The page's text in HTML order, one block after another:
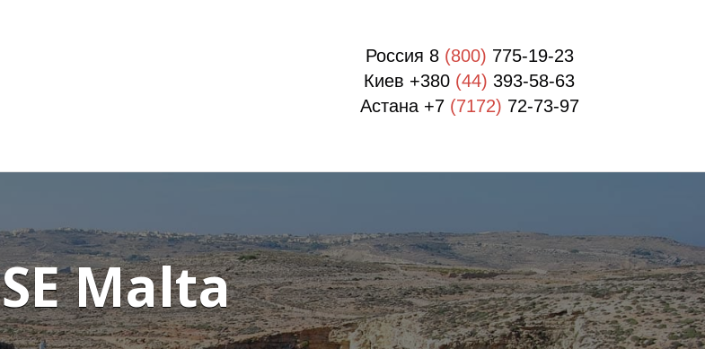
Россия 8 (800) 775-19-23
Киев +380 (44) 393-58-63
Астана +7 (7172) 72-73-97
Malta